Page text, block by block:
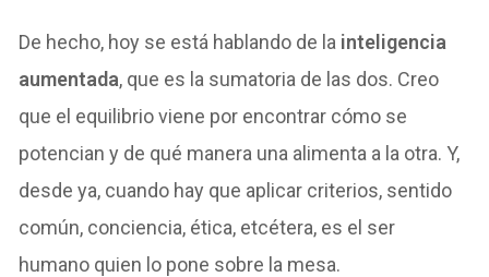
De hecho, hoy se está hablando de la inteligencia
aumentada, que es la sumatoria de las dos. Creo
que el equilibrio viene por encontrar cómo se
potencian y de qué manera una alimenta a la otra. Y,
desde ya, cuando hay que aplicar criterios, sentido
común, conciencia, ética, etcétera, es el ser
humano quien lo pone sobre la mesa.